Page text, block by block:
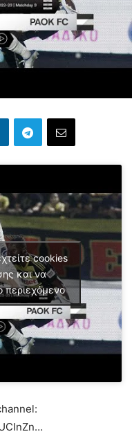
cookies
και να
περιεχόμενο